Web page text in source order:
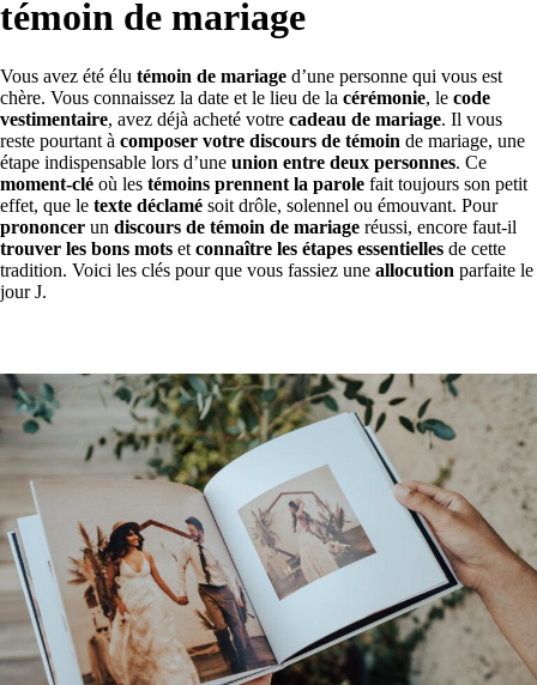
témoin de mariage
Vous avez été élu témoin de mariage d’une personne qui vous est
chère. Vous connaissez la date et le lieu de la cérémonie, le code
vestimentaire, avez déjà acheté votre cadeau de mariage. Il vous
reste pourtant à composer votre discours de témoin de mariage, une
étape indispensable lors d’une union entre deux personnes. Ce
moment-clé où les témoins prennent la parole fait toujours son petit
effet, que le texte déclamé soit drôle, solennel ou émouvant. Pour
prononcer un discours de témoin de mariage réussi, encore faut-il
trouver les bons mots et connaître les étapes essentielles de cette
tradition. Voici les clés pour que vous fassiez une allocution parfaite le
jour J.